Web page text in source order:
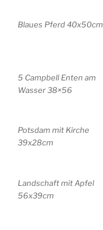
Blaues Pferd 40x50cm
5 Campbell Enten am
Wasser 38×56
Potsdam mit Kirche
39x28cm
Landschaft mit Apfel
56x39cm